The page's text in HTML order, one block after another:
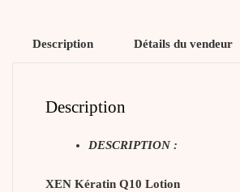
Description Détails du vendeur
Description
DESCRIPTION :
XEN Kératin Q10 Lotion